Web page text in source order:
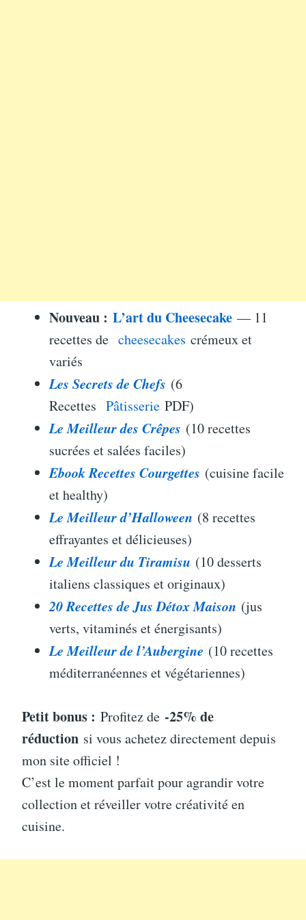
Nouveau : L’art du Cheesecake — 11
recettes de cheesecakes crémeux et
variés
Les Secrets de Chefs (6
Recettes Pâtisserie PDF)
Le Meilleur des Crêpes (10 recettes
sucrées et salées faciles)
Ebook Recettes Courgettes (cuisine facile
et healthy)
Le Meilleur d’Halloween (8 recettes
effrayantes et délicieuses)
Le Meilleur du Tiramisu (10 desserts
italiens classiques et originaux)
20 Recettes de Jus Détox Maison (jus
verts, vitaminés et énergisants)
Le Meilleur de l’Aubergine (10 recettes
méditerranéennes et végétariennes)
Petit bonus : Profitez de -25% de
réduction si vous achetez directement depuis
mon site officiel !
C’est le moment parfait pour agrandir votre
collection et réveiller votre créativité en
cuisine.